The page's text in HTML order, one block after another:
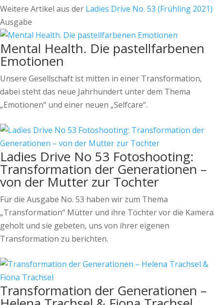
Weitere Artikel aus der Ladies Drive No. 53 (Frühling 2021)
Ausgabe
Mental Health. Die pastellfarbenen
Emotionen
Unsere Gesellschaft ist mitten in einer Transformation,
dabei steht das neue Jahrhundert unter dem Thema
„Emotionen“ und einer neuen „Selfcare“.
Ladies Drive No 53 Fotoshooting:
Transformation der Generationen –
von der Mutter zur Tochter
Für die Ausgabe No. 53 haben wir zum Thema
„Transformation“ Mütter und ihre Töchter vor die Kamera
geholt und sie gebeten, uns von ihrer eigenen
Transformation zu berichten.
Transformation der Generationen –